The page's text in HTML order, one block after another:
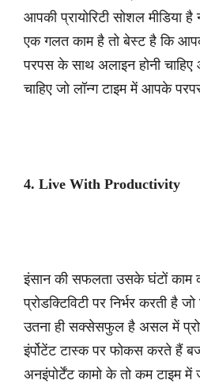
आपकी प्रायोरिटी सोशल मीडिया
एक गलत काम है तो बेस्ट है कि
परपस के साथ अलाइन होनी चाहिए
चाहिए जो लॉन्ग टाइम में आपके
4. Live With Productivity
इंसान की सफलता उसके घंटों काम
प्रोडक्टिविटी पर निर्भर करती है
उतना ही सक्सेसफुल है असल में
इंर्पोटेंट टास्क पर फोकस करते हैं
अनइंपोर्टेंट कामो के तो कम टाइम में